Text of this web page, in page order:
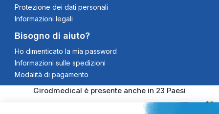
Protezione dei dati personali
Informazioni legali
Bisogno di aiuto?
Ho dimenticato la mia password
Informazioni sulle spedizioni
Modalità di pagamento
Girodmedical è presente anche in 23 Paesi